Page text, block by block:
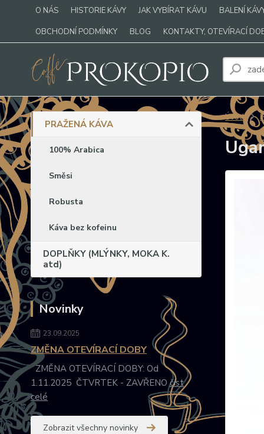
O NÁS HISTORIE KÁVY JAK VYBÍRAT KÁVU BALENÍ
OBCHODNÍ PODMÍNKY
BLOG KONTAKTY, OTEVÍRACÍ
PRAŽENÁ KÁVA
100% Arabica
Směsi
Robusta
Káva bez kofeinu
DOPLŇKY (MLÝNKY, MOKA K.
atd)
Novinky
23.09.2025
ZMĚNA OTEVÍRACÍ DOBY
ZMĚNA OTEVÍRACÍ DOBY: Od
1.11.2025 ČTVRTEK - ZAVŘENOčíst
celé
Zobrazit všechny novinky
Úvod